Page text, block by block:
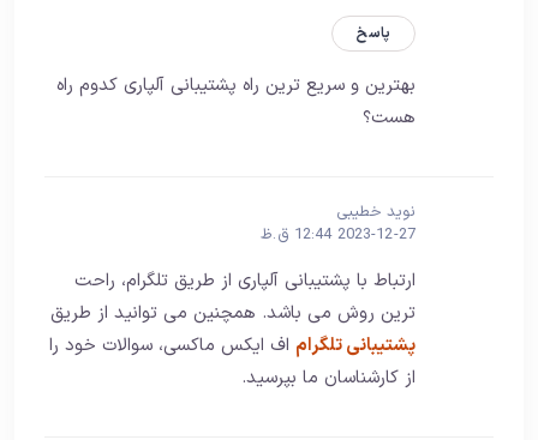
پاسخ
بهترین و سریع ترین راه پشتیبانی آلپاری کدوم راه
هست؟
نوید خطیبی
2023-12-27 12:44 ق.ظ
ارتباط با پشتیبانی آلپاری از طریق تلگرام، راحت
ترین روش می باشد. همچنین می توانید از طریق
پشتیبانی تلگرام اف ایکس ماکسی، سوالات خود را
از کارشناسان ما بپرسید.